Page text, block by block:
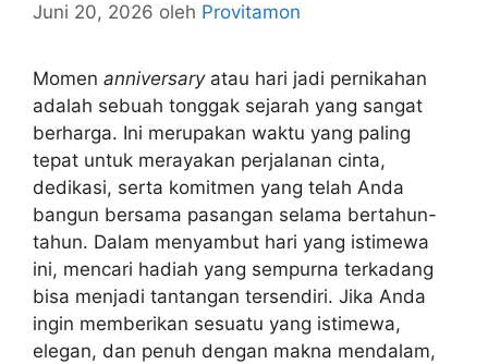
Juni 20, 2026 oleh Provitamon
Momen anniversaryatau hari jadi pernikahan
adalah sebuah tonggak sejarah yang sangat
berharga. Ini merupakan waktu yang paling
tepat untuk merayakan perjalanan cinta,
dedikasi, serta komitmen yang telah Anda
bangun bersama pasangan selama bertahun-
tahun. Dalam menyambut hari yang istimewa
ini, mencari hadiah yang sempurna terkadang
bisa menjadi tantangan tersendiri. Jika Anda
ingin memberikan sesuatu yang istimewa,
elegan, dan penuh dengan makna mendalam,